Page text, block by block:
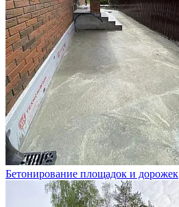
Бетонирование площадок и дорожек